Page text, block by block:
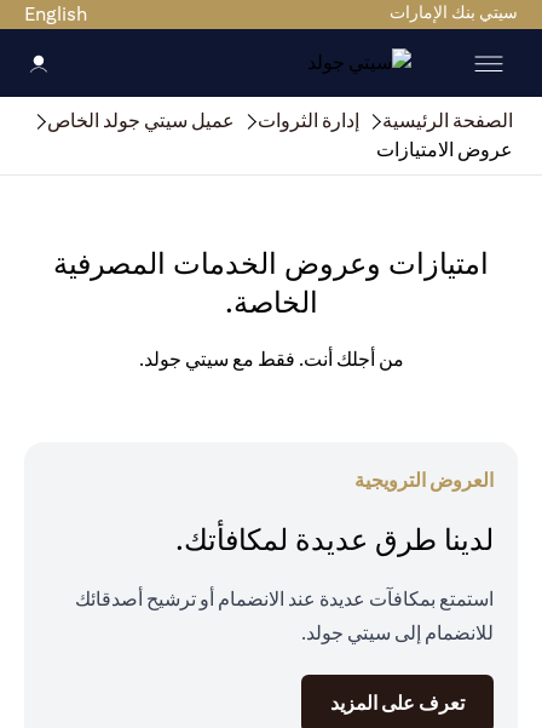
سيتي بنك الإمارات English
الصفحة الرئيسية إدارة الثروات
عميل سيتي جولد الخاص
عروض الامتيازات
امتيازات وعروض الخدمات المصرفية
الخاصة.
من أجلك أنت. فقط مع سيتي جولد.
العروض الترويجية
لدينا طرق عديدة لمكافأتك.
استمتع بمكافآت عديدة عند الانضمام أو ترشيح أصدقائك
للانضمام إلى سيتي جولد.
تعرف على المزيد